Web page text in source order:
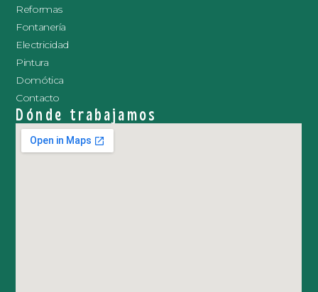
Reformas
Fontanería
Electricidad
Pintura
Domótica
Contacto
Dónde trabajamos